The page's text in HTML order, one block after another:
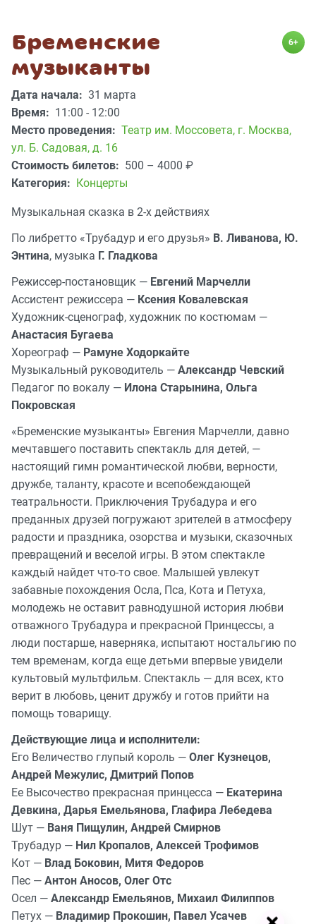
Бременские
музыканты
6+
Дата начала: 31 марта
Время: 11:00 - 12:00
Место проведения: Театр им. Моссовета, г. Москва,
ул. Б. Садовая, д. 16
Стоимость билетов: 500 – 4000 ₽
Категория:
Концерты
Музыкальная сказка в 2-х действиях
По либретто «Трубадур и его друзья» В. Ливанова, Ю.
Энтина, музыка Г. Гладкова
Режиссер-постановщик — Евгений Марчелли
Ассистент режиссера — Ксения Ковалевская
Художник-сценограф, художник по костюмам —
Анастасия Бугаева
Хореограф — Рамуне Ходоркайте
Музыкальный руководитель — Александр Чевский
Педагог по вокалу — Илона Старынина, Ольга
Покровская
«Бременские музыканты» Евгения Марчелли, давно
мечтавшего поставить спектакль для детей, —
настоящий гимн романтической любви, верности,
дружбе, таланту, красоте и всепобеждающей
театральности. Приключения Трубадура и его
преданных друзей погружают зрителей в атмосферу
радости и праздника, озорства и музыки, сказочных
превращений и веселой игры. В этом спектакле
каждый найдет что-то свое. Малышей увлекут
забавные похождения Осла, Пса, Кота и Петуха,
молодежь не оставит равнодушной история любви
отважного Трубадура и прекрасной Принцессы, а
люди постарше, наверняка, испытают ностальгию по
тем временам, когда еще детьми впервые увидели
культовый мультфильм. Спектакль — для всех, кто
верит в любовь, ценит дружбу и готов прийти на
помощь товарищу.
Действующие лица и исполнители:
Его Величество глупый король — Олег Кузнецов,
Андрей Межулис, Дмитрий Попов
Ее Высочество прекрасная принцесса — Екатерина
Девкина, Дарья Емельянова, Глафира Лебедева
Шут — Ваня Пищулин, Андрей Смирнов
Трубадур — Нил Кропалов, Алексей Трофимов
Кот — Влад Боковин, Митя Федоров
Пес — Антон Аносов, Олег Отс
Осел — Александр Емельянов, Михаил Филиппов
Петух — Владимир Прокошин, Павел Усачев